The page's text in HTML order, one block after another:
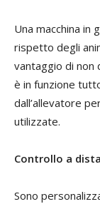
Una macchina in
rispetto degli
vantaggio di non
è in funzione
dall’allevatore
utilizzate.
Controllo a
Sono